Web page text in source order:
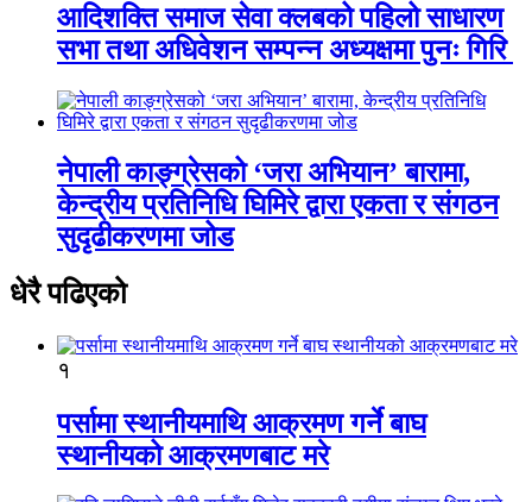
आदिशक्ति समाज सेवा क्लबको पहिलो साधारण
सभा तथा अधिवेशन सम्पन्न अध्यक्षमा पुनः गिरि
नेपाली काङ्ग्रेसको ‘जरा अभियान’ बारामा,
केन्द्रीय प्रतिनिधि घिमिरे द्वारा एकता र संगठन
सुदृढीकरणमा जोड
धेरै पढिएको
१
पर्सामा स्थानीयमाथि आक्रमण गर्ने बाघ
स्थानीयको आक्रमणबाट मरे